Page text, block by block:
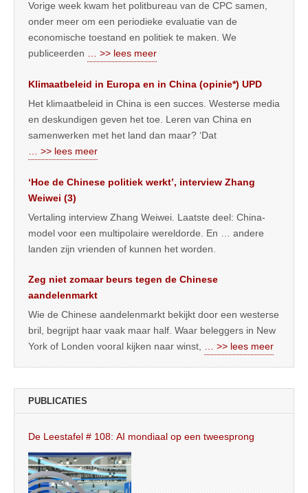
Vorige week kwam het politbureau van de CPC samen,
onder meer om een periodieke evaluatie van de
economische toestand en politiek te maken. We
publiceerden
… >> lees meer
Klimaatbeleid in Europa en in China (opinie*) UPD
Het klimaatbeleid in China is een succes. Westerse media
en deskundigen geven het toe. Leren van China en
samenwerken met het land dan maar? ‘Dat
… >> lees meer
‘Hoe de Chinese politiek werkt’, interview Zhang
Weiwei (3)
Vertaling interview Zhang Weiwei. Laatste deel: China-
model voor een multipolaire wereldorde. En … andere
landen zijn vrienden of kunnen het worden.
Zeg niet zomaar beurs tegen de Chinese
aandelenmarkt
Wie de Chinese aandelenmarkt bekijkt door een westerse
bril, begrijpt haar vaak maar half. Waar beleggers in New
York of Londen vooral kijken naar winst,
… >> lees meer
PUBLICATIES
De Leestafel # 108: AI mondiaal op een tweesprong